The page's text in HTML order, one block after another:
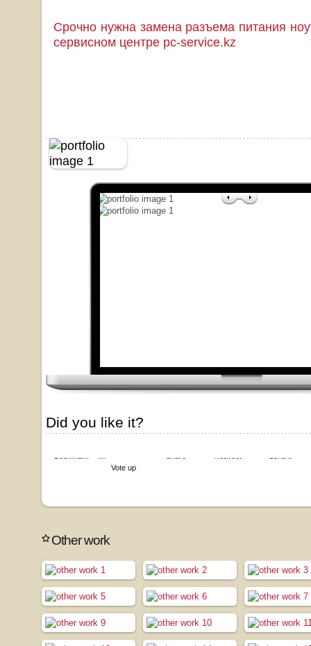
Срочно нужна замена разъема питания
сервисном центре pc-service.kz
Did you like it?
Vote up
Other work